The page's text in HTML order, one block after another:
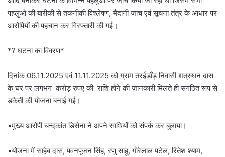
पहलुओं की बारीकी से तकनीकी विश्लेषण, मैदानी जांच एवं सूचना तंत्र के आधार पर
आरोपियों की पहचान कर गिरफ्तारी की गई।
*? घटना का विवरण*
दिनांक 06.11.2025 एवं 11.11.2025 को ग्राम तरईडाँड़ निवासी शत्रुघन दास
के घर पर लगभग करोड़ रुपए की राशि होने की जानकारी मिलते ही संगठित रूप से
डकैती की योजना बनाई गई।
▪️मुख्य आरोपी चन्दकांत डिसेना ने अपने साथियों को संपर्क कर बुलाया।
▪️योजना में साहेब दास, पवनपूजन सिंह, रणु साहू, गोरेलाल पटेल, रितेश श्याम,